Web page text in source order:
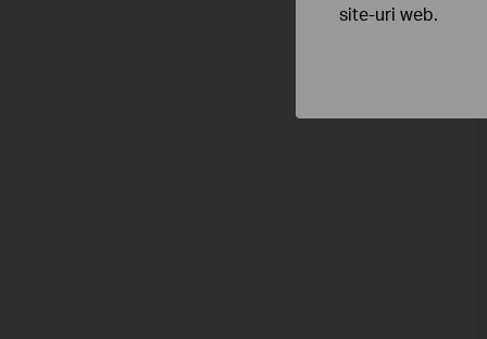
site-uri web.